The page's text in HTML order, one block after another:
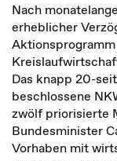
Nach
erheblicher
Das knapp 20-
beschlossene
zwölf priorisierte
Bundesminister
Vorhaben mit